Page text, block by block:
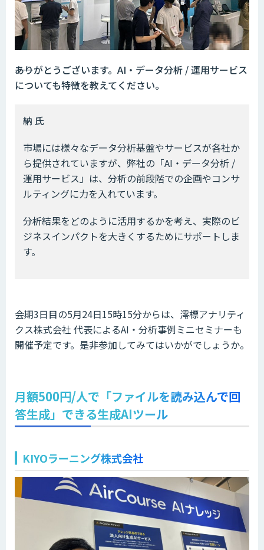
――ありがとうございます。AI・データ分析 / 運用サービス
についても特徴を教えてください。
納 氏
市場には様々なデータ分析基盤やサービスが各社か
ら提供されていますが、弊社の「AI・データ分析 /
運用サービス」は、分析の前段階での企画やコンサ
ルティングに力を入れています。
分析結果をどのように活用するかを考え、実際のビ
ジネスインパクトを大きくするためにサポートしま
す。
会期3日目の5月24日15時15分からは、澪標アナリティ
クス株式会社 代表によるAI・分析事例ミニセミナーも
開催予定です。是非参加してみてはいかがでしょうか。
月額500円/人で「ファイルを読み込んで回
答生成」できる生成AIツール
KIYOラーニング株式会社